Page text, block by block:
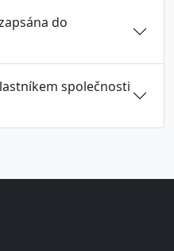
do
společnosti